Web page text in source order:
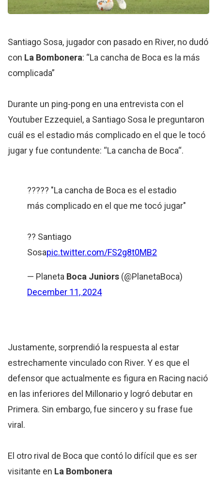
Santiago Sosa, jugador con pasado en River, no dudó
con La Bombonera: “La cancha de Boca es la más
complicada”
Durante un ping-pong en una entrevista con el
Youtuber Ezzequiel, a Santiago Sosa le preguntaron
cuál es el estadio más complicado en el que le tocó
jugar y fue contundente: “La cancha de Boca“.
????? "La cancha de Boca es el estadio
más complicado en el que me tocó jugar"
?? Santiago
Sosapic.twitter.com/FS2g8t0MB2
— Planeta Boca Juniors (@PlanetaBoca)
December 11, 2024
Justamente, sorprendió la respuesta al estar
estrechamente vinculado con River. Y es que el
defensor que actualmente es figura en Racing nació
en las inferiores del Millonario y logró debutar en
Primera. Sin embargo, fue sincero y su frase fue
viral.
El otro rival de Boca que contó lo difícil que es ser
visitante en La Bombonera